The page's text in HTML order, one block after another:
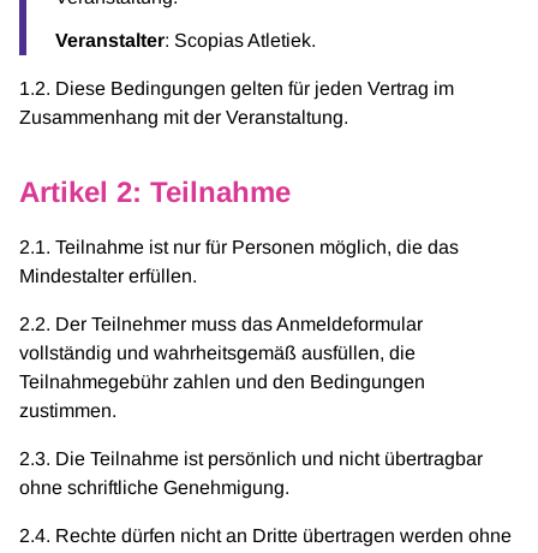
Veranstalter: Scopias Atletiek.
1.2. Diese Bedingungen gelten für jeden Vertrag im
Zusammenhang mit der Veranstaltung.
Artikel 2: Teilnahme
2.1. Teilnahme ist nur für Personen möglich, die das
Mindestalter erfüllen.
2.2. Der Teilnehmer muss das Anmeldeformular
vollständig und wahrheitsgemäß ausfüllen, die
Teilnahmegebühr zahlen und den Bedingungen
zustimmen.
2.3. Die Teilnahme ist persönlich und nicht übertragbar
ohne schriftliche Genehmigung.
2.4. Rechte dürfen nicht an Dritte übertragen werden ohne